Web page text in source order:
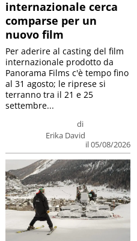
internazionale cerca
comparse per un
nuovo film
di
Erika David
il 05/08/2026
Per aderire al casting del film
internazionale prodotto da
Panorama Films c'è tempo fino
al 31 agosto; le riprese si
terranno tra il 21 e 25
settembre...